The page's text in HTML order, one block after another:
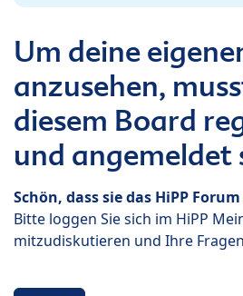
Um deine
anzusehen,
diesem Board
und angemeldet
Schön, dass sie das HiPP
Bitte loggen Sie sich im HiPP
mitzudiskutieren und Ihre